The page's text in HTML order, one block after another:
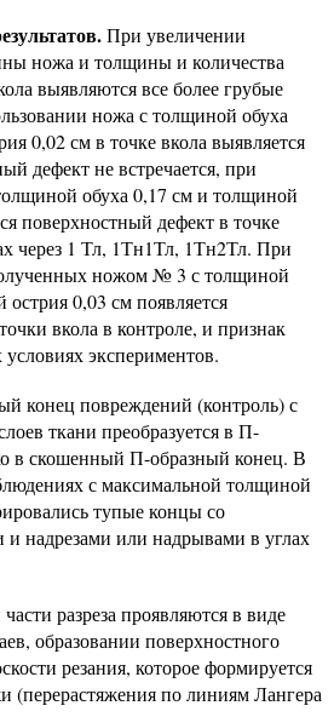
При увеличении
ножа и толщины и количества
выявляются все более грубые
ножа с толщиной обуха
0,02 см в точке вкола выявляется
дефект не встречается, при
обуха 0,17 см и толщиной
поверхностный дефект в точке
через 1 Тл, 1Тн1Тл, 1Тн2Тл. При
ножом № 3 с толщиной
0,03 см появляется
вкола в контроле, и признак
экспериментов.
конец повреждений (контроль) с
ткани преобразуется в П-
в скошенный П-образный конец. В
с максимальной толщиной
тупые концы со
надрезами или надрывами в углах
разреза проявляются в виде
образовании поверхностного
резания, которое формируется
(перерастяжения по линиям Лангера